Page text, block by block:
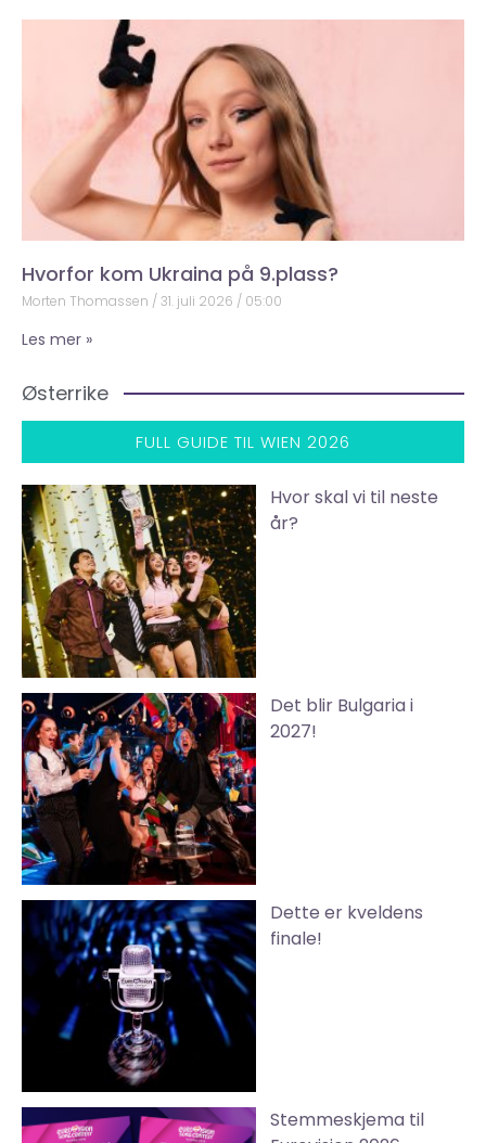
Hvorfor kom Ukraina på 9.plass?
Morten Thomassen 31. juli 2026 05:00
Les mer »
Østerrike
FULL GUIDE TIL WIEN 2026
Hvor skal vi til neste
år?
Det blir Bulgaria i
2027!
Dette er kveldens
finale!
Stemmeskjema til